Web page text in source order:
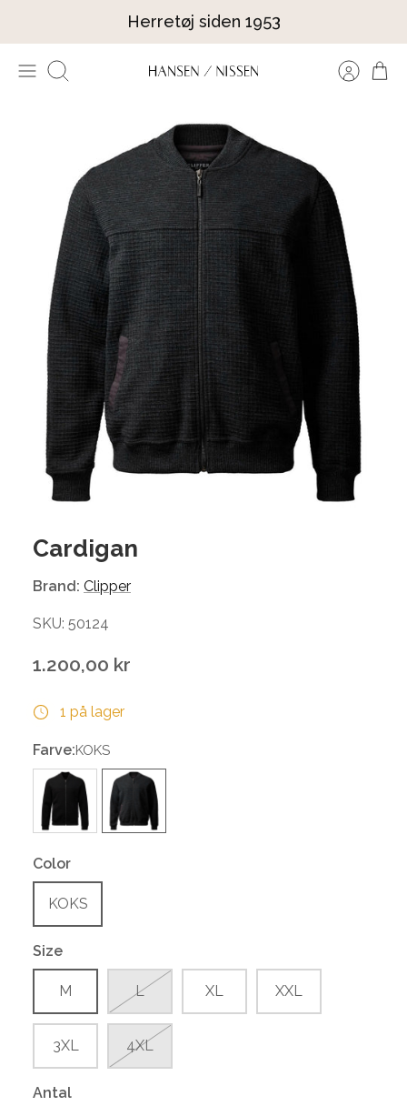
Herretøj siden 1953
Søg
Cardigan
Brand: Clipper
SKU: 50124
1.200,00 kr
1 på lager
Farve:KOKS
Color
KOKS
Size
M L XL XXL
3XL 4XL
Antal